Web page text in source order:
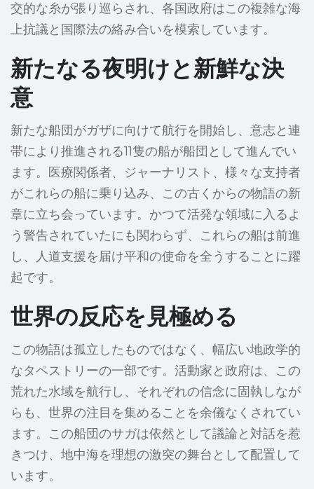
交的な糸が張り巡らされ、各国政府はこの複雑な海
上抗議と国際法の絡み合いを模索しています。
新たなる夜明けと新鮮な決
意
新たな船団がガザに向けて航行を開始し、意志と連
帯により推進される11隻の船が船団として進んでい
ます。医療関係者、ジャーナリスト、様々な支持者
がこれらの船に乗り込み、この古くからの物語の新
章に立ち会っています。かつて活発な領域に入るよ
う警告されていたにも関わらず、これらの船は前進
し、人道支援を届け平和の使命を全うすることに躍
起です。
世界の反応を見極める
この物語は孤立したものではなく、幅広い地政学的
なタペストリーの一部です。活動家と政府は、この
荒れた水域を航行し、それぞれの信念に固執しなが
らも、世界の注目を集めることを余儀なくされてい
ます。この船団のサガは依然として議論と対話を惹
きつけ、地中海を理想の激突の舞台として配置して
います。